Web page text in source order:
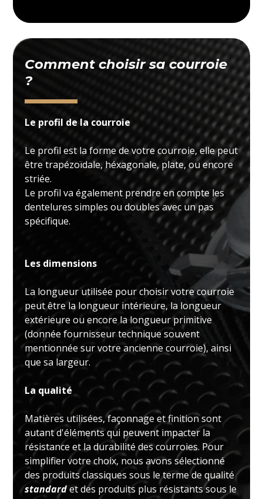
Comment choisir sa courroie
?
Le profil de la courroie
Le profil est la forme de votre courroie, elle peut
être trapézoïdale, héxagonale, plate, ou encore
striée.
Le profil va également prendre en compte les
dentelures simples ou doubles avec un pas
spécifique.
Les dimensions
La longueur utilisée pour choisir votre courroie
peut être la longueur intérieure, la longueur
extérieure ou encore la longueur primitive
(donnée fournisseur technique souvent
mentionnée sur votre ancienne courroie), ainsi
que sa largeur.
La qualité
Matières utilisées, façonnage et finition sont
autant d'éléments qui peuvent impacter la
résistance et la durabilité des courroies. Pour
simplifier votre choix, nous avons sélectionné
des produits classiques sous le terme de qualité
standardet des produits plus résistants sous le